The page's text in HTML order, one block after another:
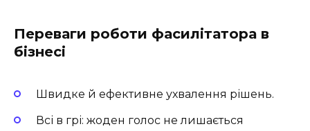
Переваги роботи фасилітатора в
бізнесі
Швидке й ефективне ухвалення рішень.
Всі в грі: жоден голос не лишається